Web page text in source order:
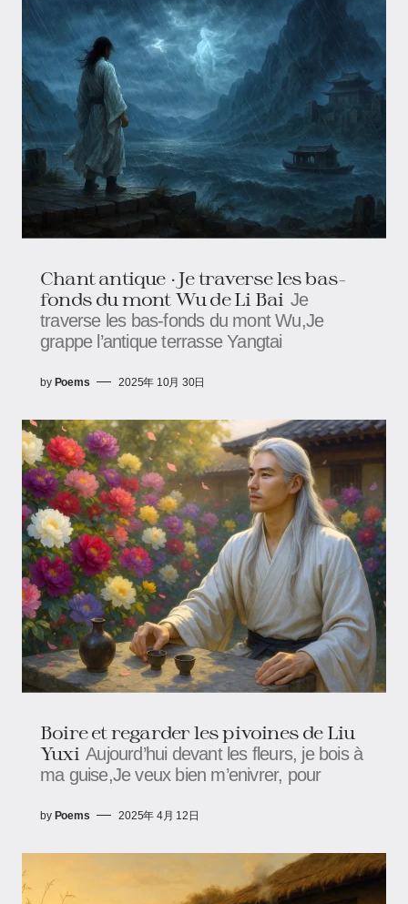
Chant antique · Je traverse les bas-
fonds du mont Wu de Li Bai Je
traverse les bas-fonds du mont Wu,Je
grappe l’antique terrasse Yangtai
by Poems 2025年 10月 30日
Boire et regarder les pivoines de Liu
Yuxi Aujourd’hui devant les fleurs, je bois à
ma guise,Je veux bien m’enivrer, pour
by Poems 2025年 4月 12日